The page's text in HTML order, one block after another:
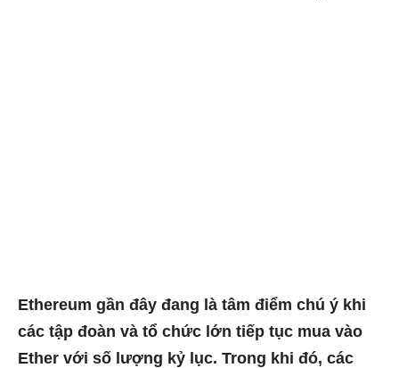
Ethereum gần đây đang là tâm điểm chú ý khi
các tập đoàn và tổ chức lớn tiếp tục mua vào
Ether với số lượng kỷ lục. Trong khi đó, các